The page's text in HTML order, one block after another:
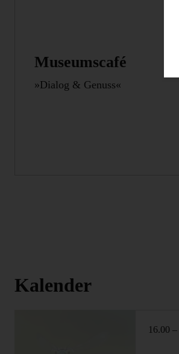
Museumscafé
»Dialog & Genuss«
Kalender
16.00